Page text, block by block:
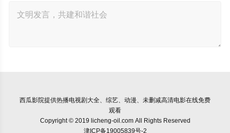
西瓜影院提供热播电视剧大全、综艺、动漫、未删减高清电影在线免费
观看
Copyright © 2019 licheng-oil.com All Rights Reserved
津ICP备19005839号-2